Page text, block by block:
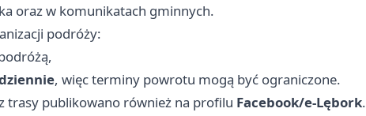
oraz w komunikatach gminnych.
podróży:
, więc terminy powrotu mogą być ograniczone.
trasy publikowano również na profilu Facebook/e-Lębork.